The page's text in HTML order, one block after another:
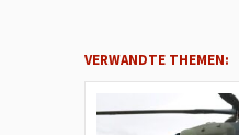
VERWANDTE THEMEN: